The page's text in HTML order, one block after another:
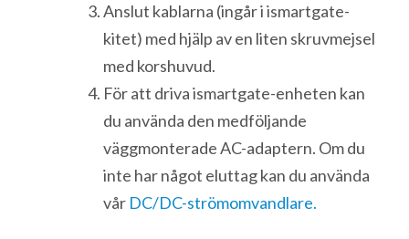
Anslut kablarna (ingår i ismartgate-
kitet) med hjälp av en liten skruvmejsel
med korshuvud.
För att driva ismartgate-enheten kan
du använda den medföljande
väggmonterade AC-adaptern. Om du
inte har något eluttag kan du använda
vår DC/DC-strömomvandlare.